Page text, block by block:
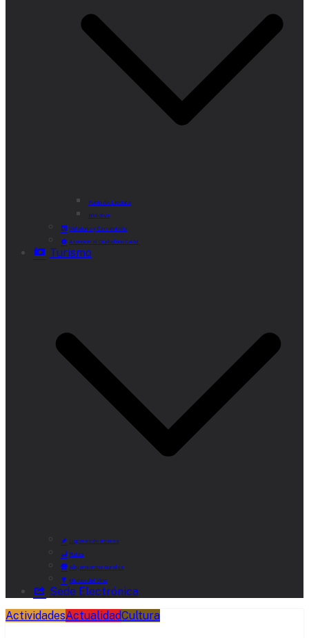
Punto de Lectura
Bibliobús
Velatorio y Cementerio
Atención al Ciudadano CAM
Turismo
Lugares de Interés
Rutas
Alojamientos Rurales
Museo del Vino
Sede Electrónica
ActividadesActualidadCultura